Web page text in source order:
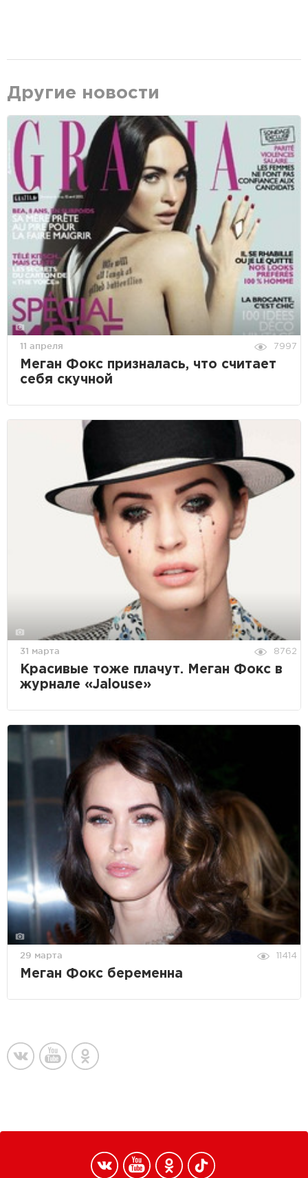
Другие новости
11 апреля 7997
Меган Фокс призналась, что считает
себя скучной
31 марта 8762
Красивые тоже плачут. Меган Фокс в
журнале «Jalouse»
29 марта 11414
Меган Фокс беременна